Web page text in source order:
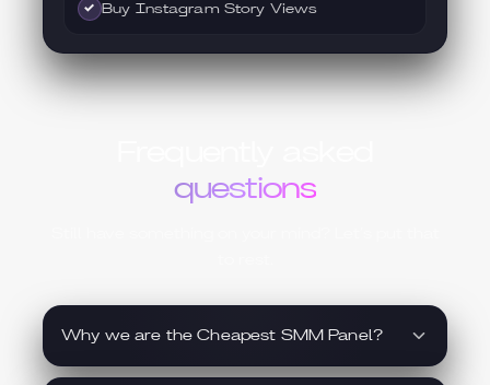
✓ Buy Instagram Story Views
questions
Why we are the Cheapest SMM Panel?